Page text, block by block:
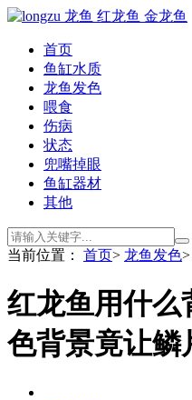
首页
鱼缸水质
龙鱼发色
喂食
伤病
状态
兜嘴掉眼
鱼缸器材
其他
当前位置： 首页> 龙鱼发色
红龙鱼用什么
色背景竟让鳞